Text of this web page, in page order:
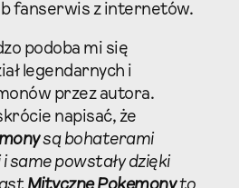
fanserwis z internetów.
podoba mi się
legendarnych i
przez autora.
napisać, że
są bohaterami
same powstały dzięki